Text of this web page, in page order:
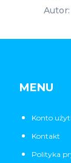
MENU
Konto
Kontakt
Polityka